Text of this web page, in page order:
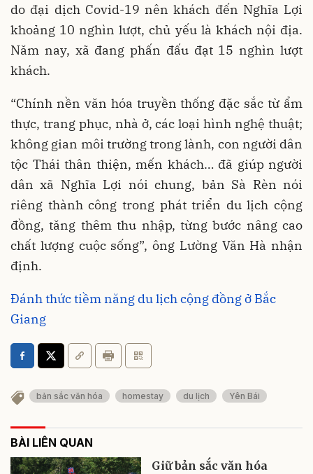
do đại dịch Covid-19 nên khách đến Nghĩa Lợi
khoảng 10 nghìn lượt, chủ yếu là khách nội địa.
Năm nay, xã đang phấn đấu đạt 15 nghìn lượt
khách.
“Chính nền văn hóa truyền thống đặc sắc từ ẩm
thực, trang phục, nhà ở, các loại hình nghệ thuật;
không gian môi trường trong lành, con người dân
tộc Thái thân thiện, mến khách… đã giúp người
dân xã Nghĩa Lợi nói chung, bản Sà Rèn nói
riêng thành công trong phát triển du lịch cộng
đồng, tăng thêm thu nhập, từng bước nâng cao
chất lượng cuộc sống”, ông Lường Văn Hà nhận
định.
Đánh thức tiềm năng du lịch cộng đồng ở Bắc
Giang
bản sắc văn hóa homestay du lịch Yên Bái
BÀI LIÊN QUAN
Giữ bản sắc văn hóa